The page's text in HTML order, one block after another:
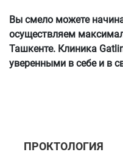
Вы смело можете
осуществляем
Ташкенте. Клиника
уверенными в себе и в
ПРОКТОЛОГИЯ